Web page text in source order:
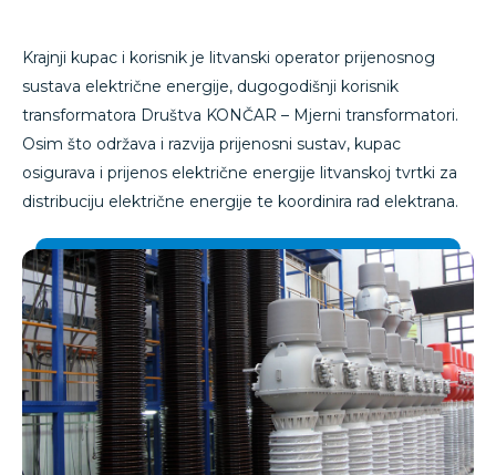
Krajnji kupac i korisnik je litvanski operator prijenosnog
sustava električne energije, dugogodišnji korisnik
transformatora Društva KONČAR – Mjerni transformatori.
Osim što održava i razvija prijenosni sustav, kupac
osigurava i prijenos električne energije litvanskoj tvrtki za
distribuciju električne energije te koordinira rad elektrana.